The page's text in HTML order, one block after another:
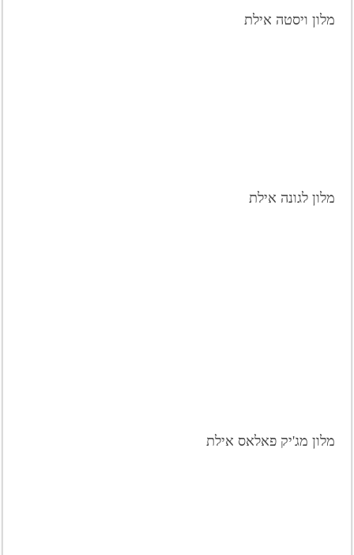
מלון ויסטה אילת
מלון לגונה אילת
מלון מג'יק פאלאס אילת